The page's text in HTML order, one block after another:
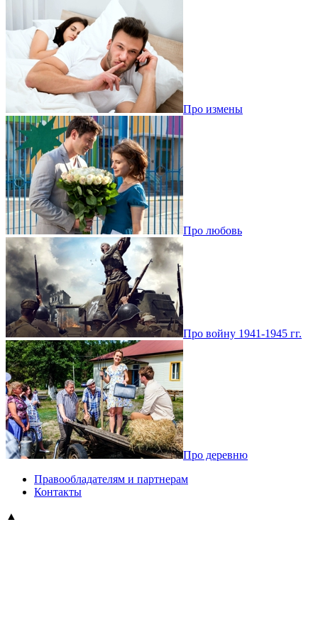
Про измены
Про любовь
Про войну 1941-1945 гг.
Про деревню
Правообладателям и партнерам
Контакты
▲